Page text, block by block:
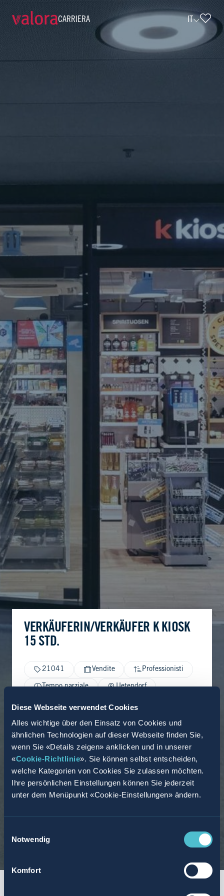
Diese Webseite verwendet Cookies
Alles wichtige über den Einsatz von Cookies und
ähnlichen Technologien auf dieser Webseite finden Sie,
wenn Sie «Details zeigen» anklicken und in unserer
«Cookie-Richtlinie». Sie können selbst entscheiden,
welche Kategorien von Cookies Sie zulassen möchten.
Ihre persönlichen Einstellungen können Sie jederzeit
unter dem Menüpunkt «Cookie-Einstellungen» ändern.
Notwendig
Komfort
CARRIERA IT
Verkäuferin/Verkäufer k kiosk 15
VERKÄUFERIN/VERKÄUFER K KIOSK
15 STD.
21041 Vendite Professionisti
Tempo parziale Uetendorf
10.06.2026